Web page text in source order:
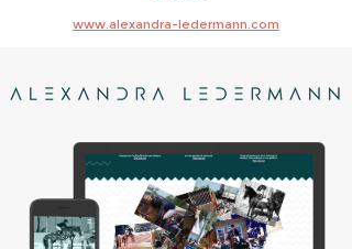
www.alexandra-ledermann.com